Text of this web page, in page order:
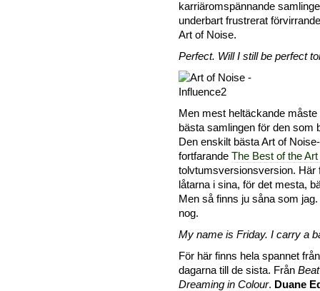
karriäromspännande
underbart frustrerat
Art of Noise.
Perfect. Will I still be perfect
Men mest heltäckande måste
bästa samlingen för den som
Den enskilt bästa Art of
fortfarande The Best of the
tolvtumsversionsversion. Här
låtarna i sina, för det mesta,
Men så finns ju såna som
nog.
My name is Friday. I carry a
För här finns hela spannet
dagarna till de sista. Från
Dreaming in Colour. Duane